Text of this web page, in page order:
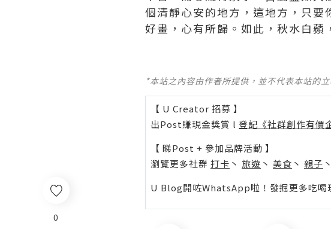
0
個清靜心安的地方，這地方，只
好畫，心有所歸。如此，秋水白蘋
*本站之內容由作者所提供，並不代表本站的
【 U Creator 招募 】
出Post賺現金獎賞 l 登記《社群創作有價
【 睇Post + 參加品牌活動 】
瀏覽更多社群 打卡 丶 旅遊 丶 美食 丶 親子 丶
U Blog開咗WhatsApp啦！發掘更多吃喝